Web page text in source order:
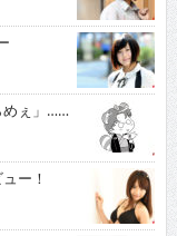
めぇ」……
ー！